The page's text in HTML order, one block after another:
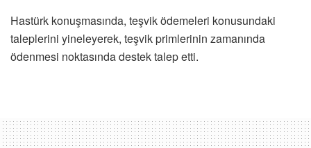
Hastürk konuşmasında, teşvik ödemeleri konusundaki
taleplerini yineleyerek, teşvik primlerinin zamanında
ödenmesi noktasında destek talep etti.